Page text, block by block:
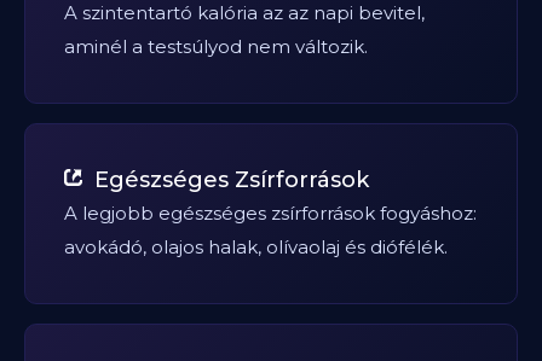
A szintentartó kalória az az napi bevitel,
aminél a testsúlyod nem változik.
Egészséges Zsírforrások
A legjobb egészséges zsírforrások fogyáshoz:
avokádó, olajos halak, olívaolaj és diófélék.